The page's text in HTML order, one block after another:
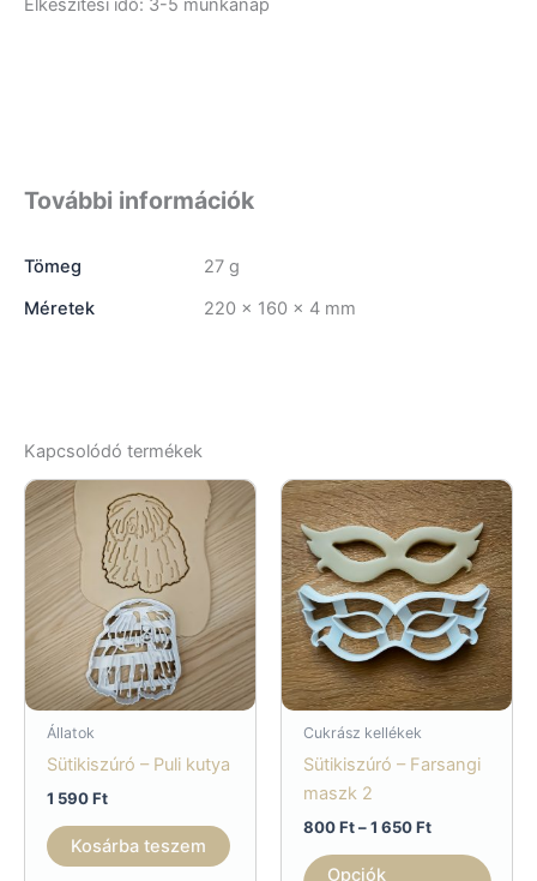
További információk
Tömeg
27 g
Méretek
220 × 160 × 4 mm
Kapcsolódó termékek
Állatok
Sütikiszúró – Puli kutya
1 590Ft
Kosárba teszem
Cukrász kellékek
Sütikiszúró – Farsangi
maszk 2
800Ft – 1 650FtÁrtartomány:
Opciók